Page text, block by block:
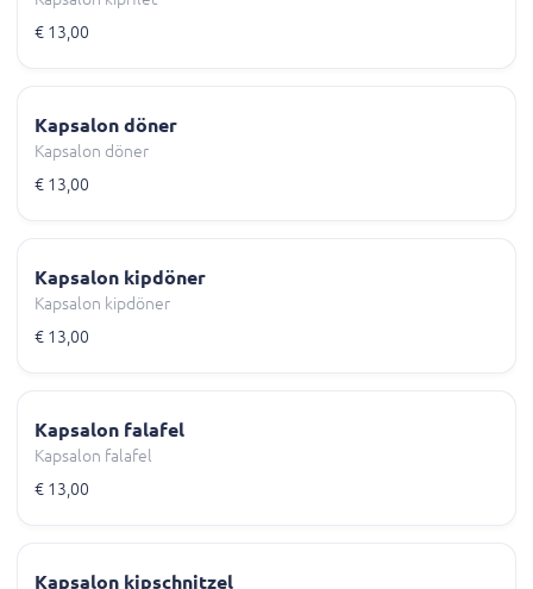
€ 13,00
Kapsalon döner
Kapsalon döner
€ 13,00
Kapsalon kipdöner
Kapsalon kipdöner
€ 13,00
Kapsalon falafel
Kapsalon falafel
€ 13,00
Kapsalon kipschnitzel